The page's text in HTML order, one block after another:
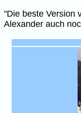
"Die beste Version
Alexander auch